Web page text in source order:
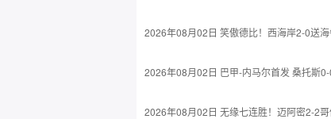
2026年08月02日 笑傲德比！西海岸2-0送
2026年08月02日 巴甲-内马尔首发 桑托斯
2026年08月02日 无缘七连胜！迈阿密2-2